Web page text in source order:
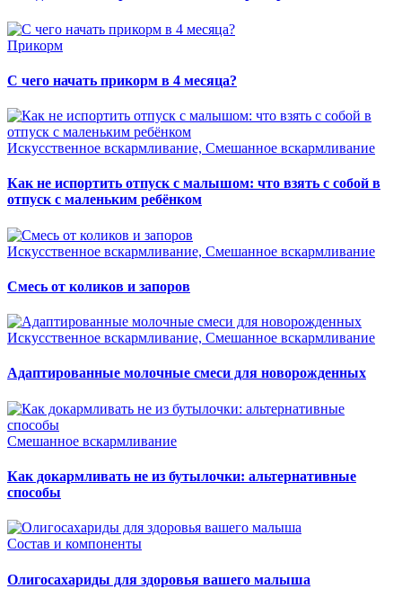
Прикорм
С чего начать прикорм в 4 месяца?
Искусственное вскармливание, Смешанное вскармливание
Как не испортить отпуск с малышом: что взять с собой в
отпуск с маленьким ребёнком
Искусственное вскармливание, Смешанное вскармливание
Смесь от коликов и запоров
Искусственное вскармливание, Смешанное вскармливание
Адаптированные молочные смеси для новорожденных
Смешанное вскармливание
Как докармливать не из бутылочки: альтернативные
способы
Состав и компоненты
Олигосахариды для здоровья вашего малыша